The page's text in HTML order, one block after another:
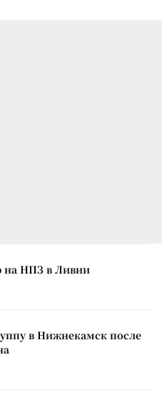
на НПЗ в Ливии
в Нижнекамск после